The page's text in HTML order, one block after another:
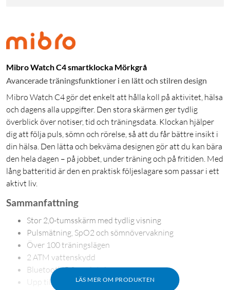
Mibro Watch C4 smartklocka Mörkgrå
Avancerade träningsfunktioner i en lätt och stilren design
Mibro Watch C4 gör det enkelt att hålla koll på aktivitet, hälsa
och dagens alla uppgifter. Den stora skärmen ger tydlig
överblick över notiser, tid och träningsdata. Klockan hjälper
dig att följa puls, sömn och rörelse, så att du får bättre insikt i
din hälsa. Den lätta och bekväma designen gör att du kan bära
den hela dagen – på jobbet, under träning och på fritiden. Med
lång batteritid är den en praktisk följeslagare som passar i ett
aktivt liv.
LÄS MER OM PRODUKTEN
Sammanfattning
Stor 2,0-tumsskärm med tydlig visning
Pulsmätning, SpO2 och sömnövervakning
Över 100 träningslägen
2 ATM vattenskydd
Bluetooth 5.3-anslutning
Upp till 10 dagars batteritid